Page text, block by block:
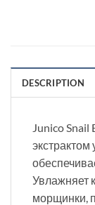
DESCRIPTION
Junico Snail
экстрактом
Увлажняет
морщинки,